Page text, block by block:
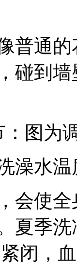
通的
碰到
为调
水温
使全
夏季
闭，